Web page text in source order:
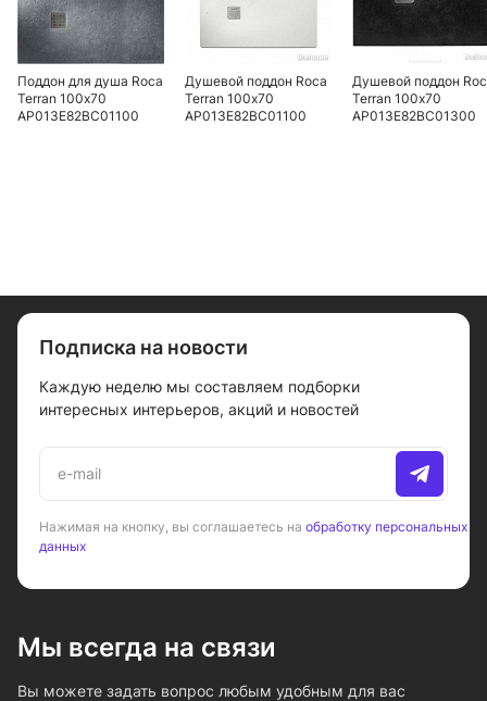
Поддон для душа Roca
Terran 100х70
AP013E82BC01100
Душевой поддон Roca
Terran 100х70
AP013E82BC01100
Душевой поддон
Terran 100х70
AP013E82BC01300
Подписка на новости
Каждую неделю мы составляем подборки
интересных интерьеров, акций и новостей
Нажимая на кнопку, вы соглашаетесь на обработку персональных
данных
Мы всегда на связи
Вы можете задать вопрос любым удобным для вас